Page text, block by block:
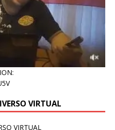
VIRTUAL
VIRTUAL